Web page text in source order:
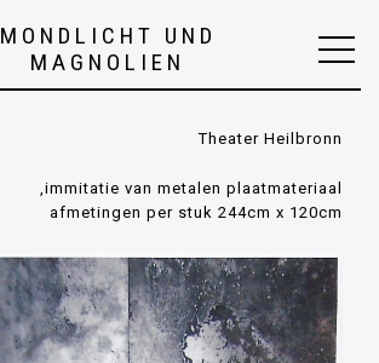
MONDLICHT UND
MAGNOLIEN
Theater Heilbronn
immitatie van metalen plaatmateriaal,
afmetingen per stuk 244cm x 120cm